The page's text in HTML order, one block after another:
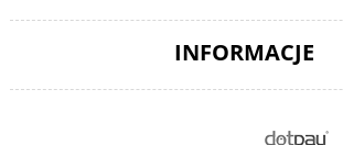
INFORMACJE